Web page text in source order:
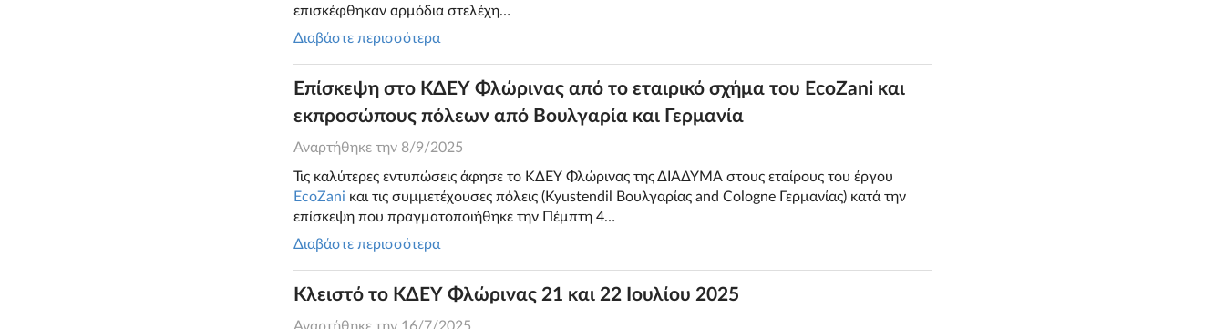
επισκέφθηκαν αρμόδια στελέχη…
Διαβάστε περισσότερα
Επίσκεψη στο ΚΔΕΥ Φλώρινας από το εταιρικό σχήμα του EcoZani και
εκπροσώπους πόλεων από Βουλγαρία και Γερμανία
Αναρτήθηκε την 8/9/2025
Τις καλύτερες εντυπώσεις άφησε το ΚΔΕΥ Φλώρινας της ΔΙΑΔΥΜΑ στους εταίρους του έργου
EcoZani και τις συμμετέχουσες πόλεις (Kyustendil Βουλγαρίας and Cologne Γερμανίας) κατά την
επίσκεψη που πραγματοποιήθηκε την Πέμπτη 4…
Διαβάστε περισσότερα
Κλειστό το ΚΔΕΥ Φλώρινας 21 και 22 Ιουλίου 2025